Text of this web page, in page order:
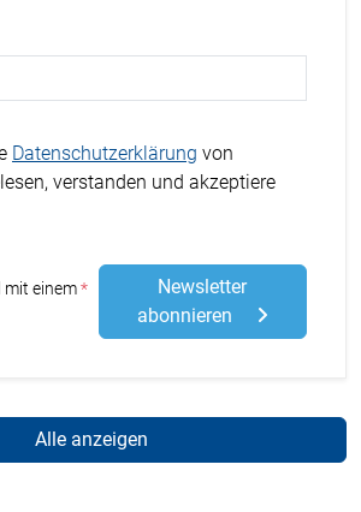
Datenschutzerklärung von
verstanden und akzeptiere
mit einem Stern
Newsletter
abonnieren
Alle anzeigen